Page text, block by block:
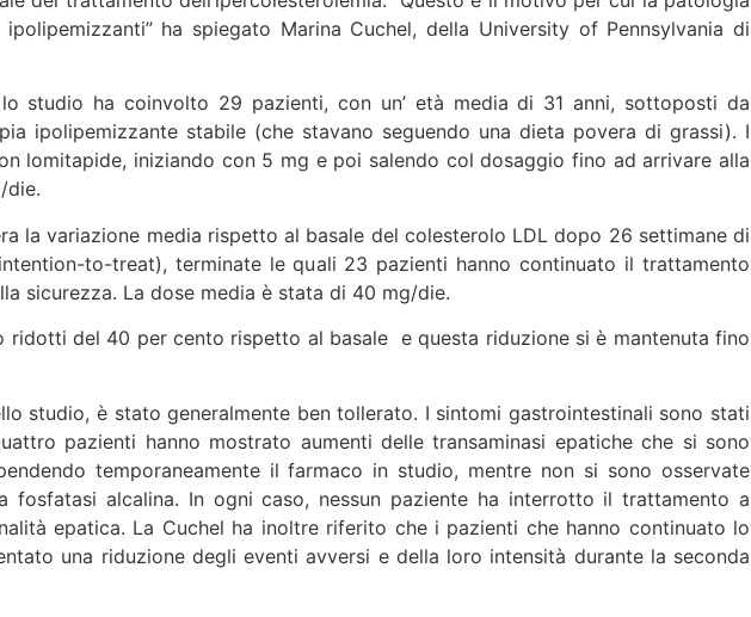
ha spiegato Marina Cuchel, della University of Pennsylvania di
studio ha coinvolto 29 pazienti, con un’ età media di 31 anni, sottoposti da
ipolipemizzante stabile (che stavano seguendo una dieta povera di grassi). I
lomitapide, iniziando con 5 mg e poi salendo col dosaggio fino ad arrivare alla
die.
la variazione media rispetto al basale del colesterolo LDL dopo 26 settimane di
to-treat), terminate le quali 23 pazienti hanno continuato il trattamento
sicurezza. La dose media è stata di 40 mg/die.
ridotti del 40 per cento rispetto al basale e questa riduzione si è mantenuta fino
studio, è stato generalmente ben tollerato. I sintomi gastrointestinali sono stati
pazienti hanno mostrato aumenti delle transaminasi epatiche che si sono
temporaneamente il farmaco in studio, mentre non si sono osservate
fosfatasi alcalina. In ogni caso, nessun paziente ha interrotto il trattamento a
epatica. La Cuchel ha inoltre riferito che i pazienti che hanno continuato lo
una riduzione degli eventi avversi e della loro intensità durante la seconda